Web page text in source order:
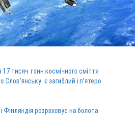
тисяч тонн космічного сміття
Слов'янську: є загиблий і п'ятеро
Фінляндія розраховує на болота